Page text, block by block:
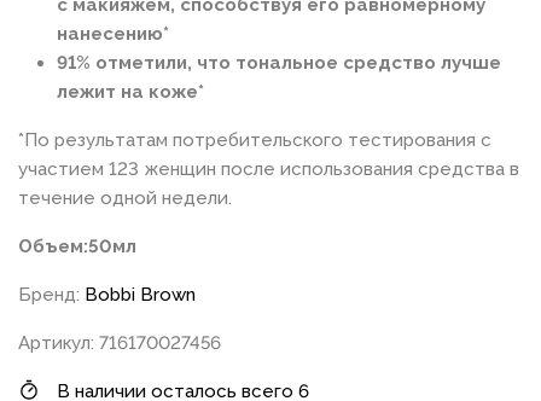
с макияжем, способствуя его равномерному
нанесению*
91% отметили, что тональное средство лучше
лежит на коже*
*По результатам потребительского тестирования с
участием 123 женщин после использования средства в
течение одной недели.
Объем:50мл
Бренд: Bobbi Brown
Артикул: 716170027456
В наличии осталось всего 6